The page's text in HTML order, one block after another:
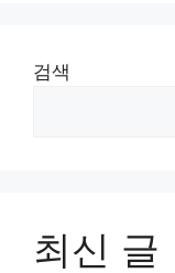
검색
최신 글